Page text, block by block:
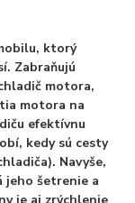
ktorý
Zabraňujú
motora,
motora na
efektívnu
kedy sú cesty
Navyše,
jeho šetrenie a
je aj zrýchlenie